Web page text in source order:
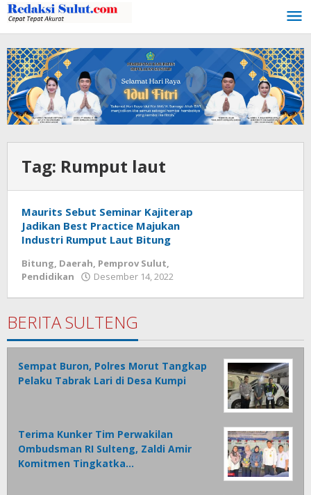
Lewati
ke
konten
Tag: Rumput laut
Maurits Sebut Seminar Kajiterap
Jadikan Best Practice Majukan
Industri Rumput Laut Bitung
Bitung, Daerah, Pemprov Sulut,
Pendidikan
Desember 14, 2022
BERITA SULTENG
Sempat Buron, Polres Morut Tangkap
Pelaku Tabrak Lari di Desa Kumpi
Terima Kunker Tim Perwakilan
Ombudsman RI Sulteng, Zaldi Amir
Komitmen Tingkatka…